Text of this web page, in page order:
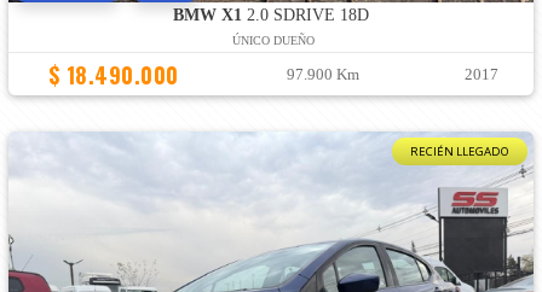
BMW X1 2.0 SDRIVE 18D
ÚNICO DUEÑO
$ 18.490.000 97.900 Km 2017
RECIÉN LLEGADO